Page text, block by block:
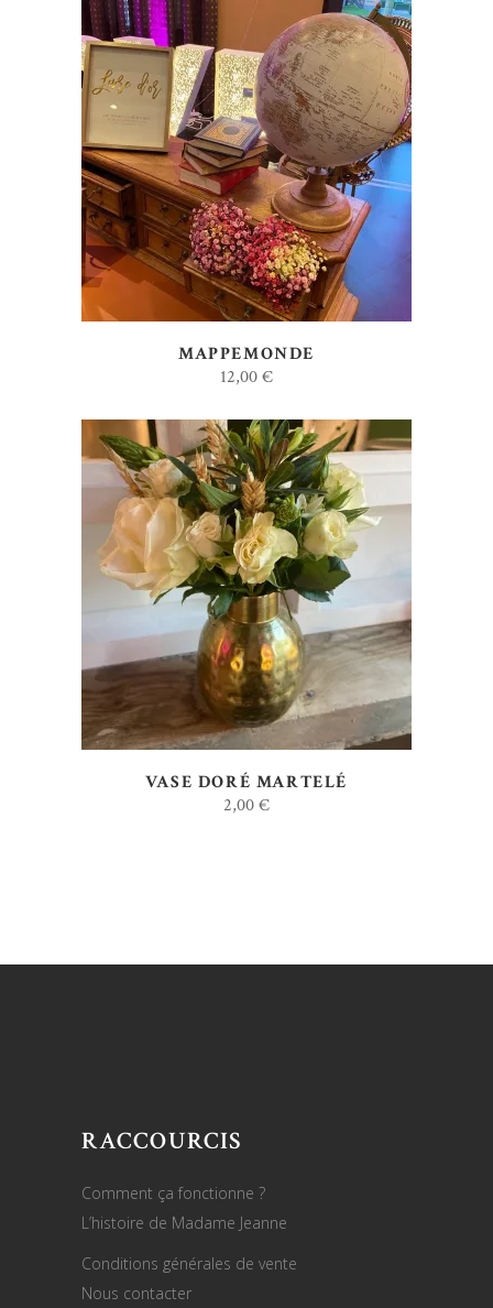
AJOUTER AU DEVIS
MAPPEMONDE
12,00€
AJOUTER AU DEVIS
VASE DORÉ MARTELÉ
2,00€
RACCOURCIS
Comment ça fonctionne ?
L’histoire de Madame Jeanne
Conditions générales de vente
Nous contacter